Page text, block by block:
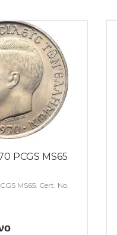
PCGS MS65
MS65. Cert. No.